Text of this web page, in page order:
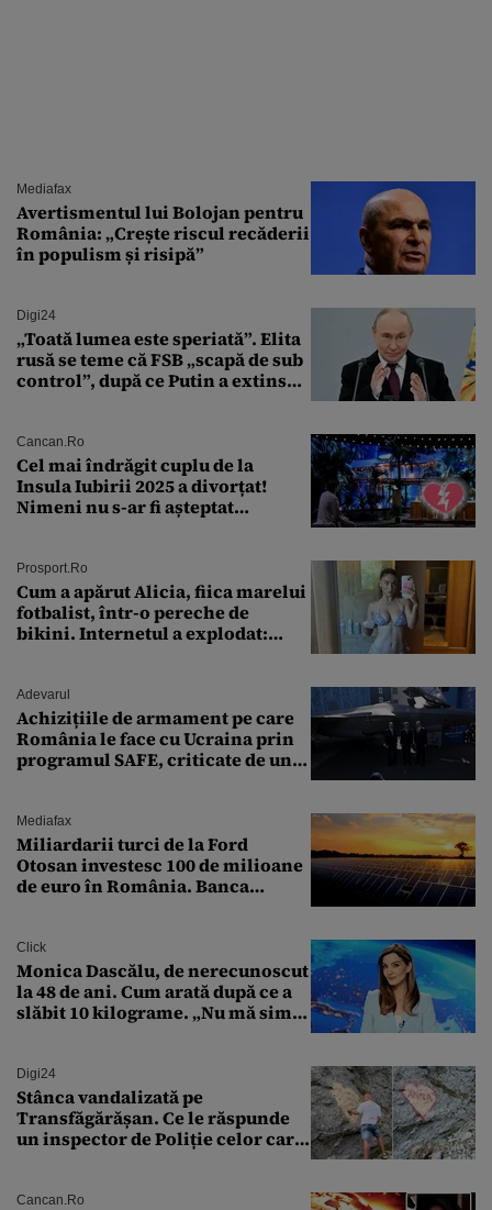
Mediafax
Avertismentul lui Bolojan pentru
România: „Crește riscul recăderii
în populism și risipă”
Digi24
„Toată lumea este speriată”. Elita
rusă se teme că FSB „scapă de sub
control”, după ce Putin a extins
Cancan.ro
Cel mai îndrăgit cuplu de la
Insula Iubirii 2025 a divorțat!
Nimeni nu s-ar fi așteptat
Prosport.ro
Cum a apărut Alicia, fiica marelui
fotbalist, într-o pereche de
bikini. Internetul a explodat:
Adevarul
Achizițiile de armament pe care
România le face cu Ucraina prin
programul SAFE, criticate de un
Mediafax
Miliardarii turci de la Ford
Otosan investesc 100 de milioane
de euro în România. Banca
Click
Monica Dascălu, de nerecunoscut
la 48 de ani. Cum arată după ce a
slăbit 10 kilograme. „Nu mă simt
Digi24
Stânca vandalizată pe
Transfăgărășan. Ce le răspunde
un inspector de Poliție celor care
Cancan.ro